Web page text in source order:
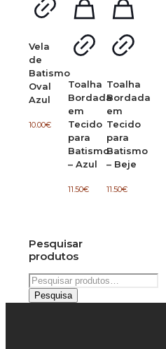
Vela
de
Batismo
Oval
Azul
10.00€
Toalha
Bordada
em
Tecido
para
Batismo
– Azul
11.50€
Toalha
Bordada
em
Tecido
para
Batismo
– Beje
11.50€
Pesquisar
produtos
Pesquisar
por:
Pesquisa